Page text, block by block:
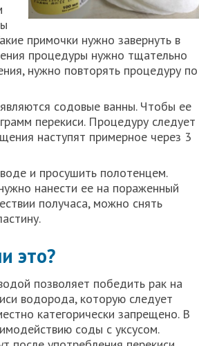
примочки нужно завернуть в
процедуры нужно тщательно
нужно повторять процедуру по
содовые ванны. Чтобы ее
перекиси. Процедуру следует
наступят примерное через 3
и просушить полотенцем.
нанести ее на пораженный
получаса, можно снять
это?
позволяет победить рак на
водорода, которую следует
категорически запрещено. В
соды с уксусом.